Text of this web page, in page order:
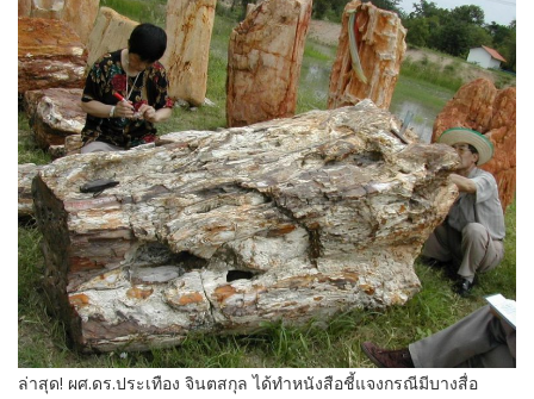
ล่าสุด! ผศ.ดร.ประเทือง จินตสกุล ได้ทำหนังสือชี้แจงกรณีมีบางสื่อ